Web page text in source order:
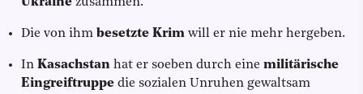
Ukraine zusammen.
Die von ihm besetzte Krim will er nie mehr hergeben.
In Kasachstan hat er soeben durch eine militärische
Eingreiftruppe die sozialen Unruhen gewaltsam